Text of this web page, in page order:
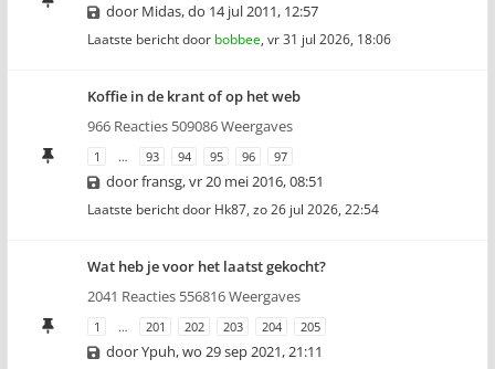
door Midas,do 14 jul 2011, 12:57
Laatste bericht door bobbee, vr 31 jul 2026, 18:06
Koffie in de krant of op het web
966 Reacties 509086 Weergaves
1 … 93 94 95 96 97
doorfransg,vr 20 mei 2016, 08:51
Laatste bericht door Hk87, zo 26 jul 2026, 22:54
Wat heb je voor het laatst gekocht?
2041 Reacties 556816 Weergaves
1 … 201 202 203 204 205
doorYpuh,wo 29 sep 2021, 21:11